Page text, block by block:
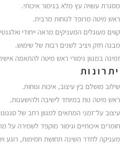
מסגרת עשויה עץ מלא בגימור איכותי.
ראש מיטה מרופד לנוחות מרבית.
קווים מעוגלים המעניקים מראה ייחודי
מבנה חזק ויציב לשנים רבות של שימוש.
זמינה במגוון גימורי ראש מיטה להתאמה
יתרונות
שילוב מושלם בין עיצוב, איכות ונוחות.
ראש מיטה נוח במיוחד לישיבה ולהישענות.
עיצוב על־זמני המתאים למגוון רחב של
חומרים איכותיים וגימור מוקפד לשמירה על
מעניקה לחדר השינה תחושת חמימות, רוגע